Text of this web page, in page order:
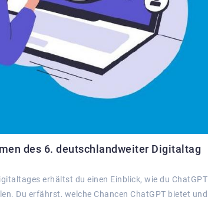
des 6. deutschlandweiter Digitaltag
erhältst du einen Einblick, wie du ChatGPT
Du erfährst, welche Chancen ChatGPT bietet und